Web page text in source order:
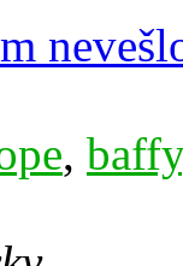
, baffy